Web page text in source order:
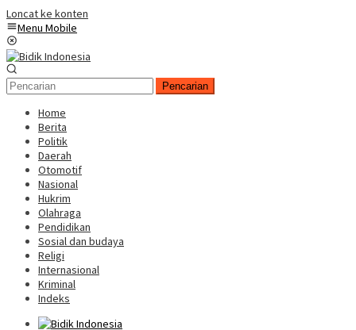
Loncat ke konten
Menu Mobile
Pencarian
Home
Berita
Politik
Daerah
Otomotif
Nasional
Hukrim
Olahraga
Pendidikan
Sosial dan budaya
Religi
Internasional
Kriminal
Indeks